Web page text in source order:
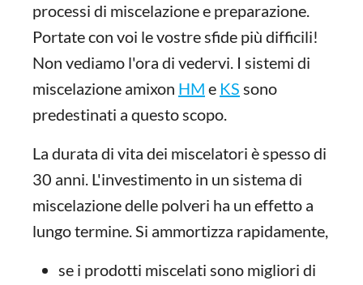
processi di miscelazione e preparazione.
Portate con voi le vostre sfide più difficili!
Non vediamo l'ora di vedervi. I sistemi di
miscelazione amixon HM e KS sono
predestinati a questo scopo.
La durata di vita dei miscelatori è spesso di
30 anni. L'investimento in un sistema di
miscelazione delle polveri ha un effetto a
lungo termine. Si ammortizza rapidamente,
se i prodotti miscelati sono migliori di